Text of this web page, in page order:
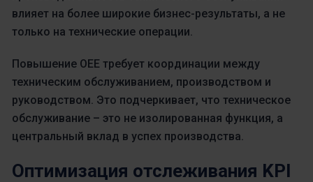
влияет на более широкие бизнес-результаты, а не
только на технические операции.
Повышение OEE требует координации между
техническим обслуживанием, производством и
руководством. Это подчеркивает, что техническое
обслуживание – это не изолированная функция, а
центральный вклад в успех производства.
Оптимизация отслеживания KPI